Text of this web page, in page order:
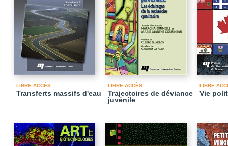
LIBRE ACCÈS
Transferts massifs d'eau
LIBRE ACCÈS
Trajectoires de déviance
juvénile
LIBRE
Vie